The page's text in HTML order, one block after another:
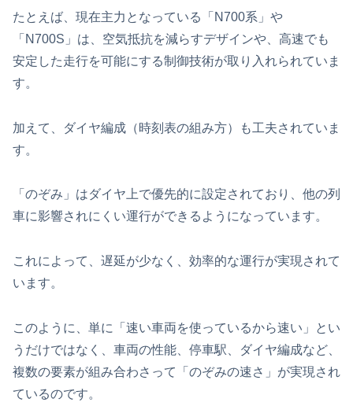
たとえば、現在主力となっている「N700系」や
「N700S」は、空気抵抗を減らすデザインや、高速でも
安定した走行を可能にする制御技術が取り入れられていま
す。
加えて、ダイヤ編成（時刻表の組み方）も工夫されていま
す。
「のぞみ」はダイヤ上で優先的に設定されており、他の列
車に影響されにくい運行ができるようになっています。
これによって、遅延が少なく、効率的な運行が実現されて
います。
このように、単に「速い車両を使っているから速い」とい
うだけではなく、車両の性能、停車駅、ダイヤ編成など、
複数の要素が組み合わさって「のぞみの速さ」が実現され
ているのです。